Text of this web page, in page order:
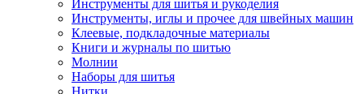
Инструменты для шитья и рукоделия
Инструменты, иглы и прочее для швейных машин
Клеевые, подкладочные материалы
Книги и журналы по шитью
Молнии
Наборы для шитья
Нитки